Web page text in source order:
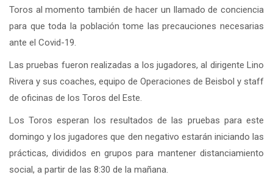
Toros al momento también de hacer un llamado de conciencia
para que toda la población tome las precauciones necesarias
ante el Covid-19.
Las pruebas fueron realizadas a los jugadores, al dirigente Lino
Rivera y sus coaches, equipo de Operaciones de Beisbol y staff
de oficinas de los Toros del Este.
Los Toros esperan los resultados de las pruebas para este
domingo y los jugadores que den negativo estarán iniciando las
prácticas, divididos en grupos para mantener distanciamiento
social, a partir de las 8:30 de la mañana.